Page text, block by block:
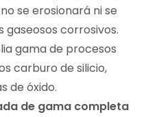
se erosionará ni se
corrosivos.
gama de procesos
carburo de silicio,
de óxido.
de gama completa